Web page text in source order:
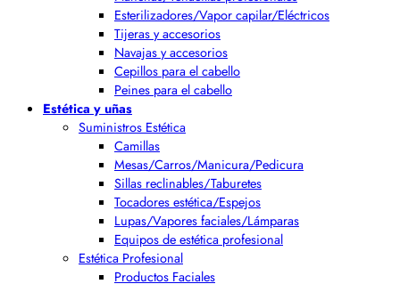
Esterilizadores/Vapor capilar/Eléctricos
Tijeras y accesorios
Navajas y accesorios
Cepillos para el cabello
Peines para el cabello
Estética y uñas
Suministros Estética
Camillas
Mesas/Carros/Manicura/Pedicura
Sillas reclinables/Taburetes
Tocadores estética/Espejos
Lupas/Vapores faciales/Lámparas
Equipos de estética profesional
Estética Profesional
Productos Faciales